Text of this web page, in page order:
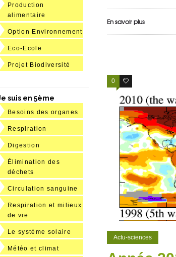
En savoir plus
0 0
Actu-sciences
Production
alimentaire
Option Environnement
Eco-Ecole
Projet Biodiversité
suis en 5ème
Besoins des organes
Respiration
Digestion
Élimination des
déchets
Circulation sanguine
Respiration et milieux
de vie
Le système solaire
Météo et climat